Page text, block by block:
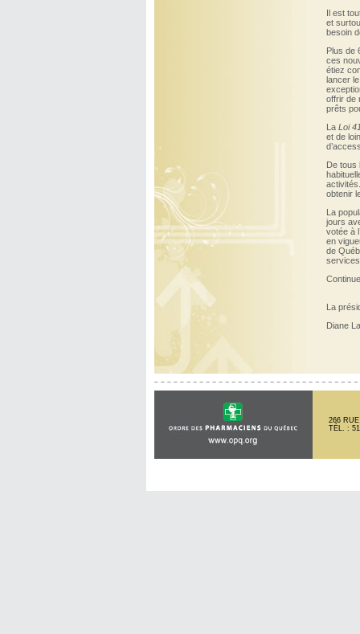
Il est
et
besoin
Plus de
ces
étiez
lancer
offrir de
prêts
La Loi
et de
De tous
obtenir
La
jours
votée à
en
de
La
Diane
266
TÉL. :